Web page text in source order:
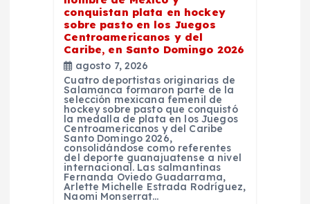
conquistan plata en hockey
sobre pasto en los Juegos
Centroamericanos y del
Caribe, en Santo Domingo 2026
agosto 7, 2026
Cuatro deportistas originarias de
Salamanca formaron parte de la
selección mexicana femenil de
hockey sobre pasto que conquistó
la medalla de plata en los Juegos
Centroamericanos y del Caribe
Santo Domingo 2026,
consolidándose como referentes
del deporte guanajuatense a nivel
internacional. Las salmantinas
Fernanda Oviedo Guadarrama,
Arlette Michelle Estrada Rodríguez,
Naomi Monserrat…